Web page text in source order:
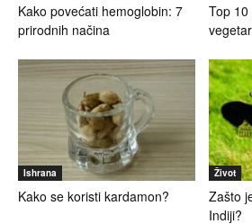
Kako povećati hemoglobin: 7
prirodnih načina
Top
Ishrana
Kako se koristi kardamon?
Život
Zašto
Indiji?